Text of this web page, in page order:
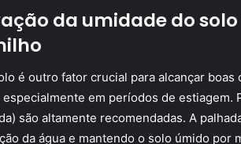
da umidade do
é outro fator crucial para alcançar boas
em períodos de estiagem.
são altamente recomendadas. A
da água e mantendo o solo úmido por